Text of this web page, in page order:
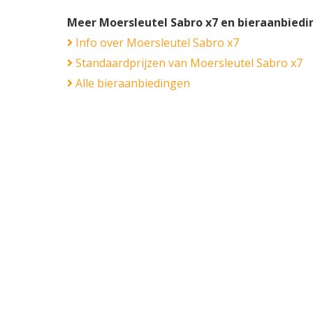
Meer Moersleutel Sabro x7 en
Info over Moersleutel Sabro x7
Standaardprijzen van Moersleutel Sabro x7
Alle bieraanbiedingen